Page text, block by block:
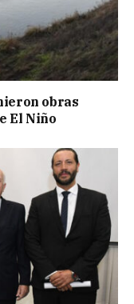
obras
El Niño